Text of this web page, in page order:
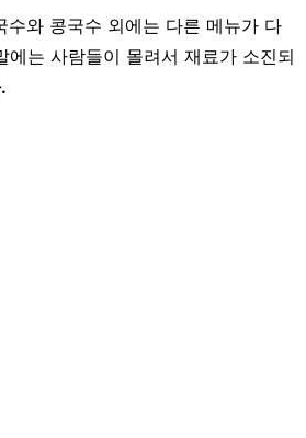
와 콩국수 외에는 다른 메뉴가 다
에는 사람들이 몰려서 재료가 소진되